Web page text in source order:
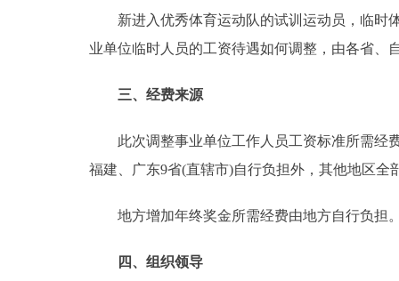
新进入优秀体育运动队的试训运动员，临时体
业单位临时人员的工资待遇如何调整，由各省、
三、经费来源
此次调整事业单位工作人员工资标准所需经费
福建、广东9省(直辖市)自行负担外，其他地区全
地方增加年终奖金所需经费由地方自行负担
四、组织领导